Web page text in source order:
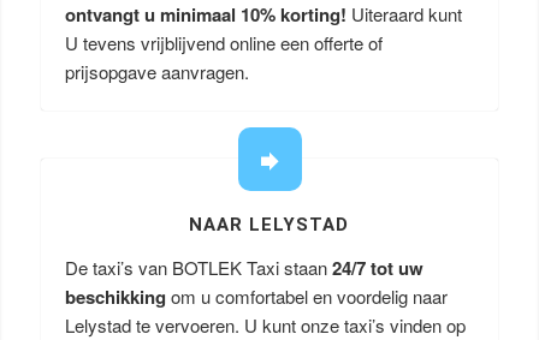
ontvangt u minimaal 10% korting! Uiteraard kunt
U tevens vrijblijvend online een offerte of
prijsopgave aanvragen.
NAAR LELYSTAD
De taxi’s van BOTLEK Taxi staan24/7 tot uw
beschikking om u comfortabel en voordelig naar
Lelystad te vervoeren. U kunt onze taxi’s vinden op